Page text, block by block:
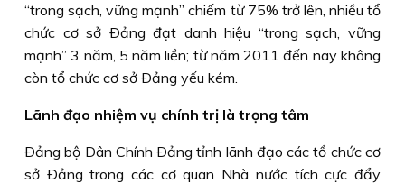
“trong sạch, vững mạnh” chiếm từ 75% trở lên, nhiều tổ
chức cơ sở Ðảng đạt danh hiệu “trong sạch, vững
mạnh” 3 năm, 5 năm liền; từ năm 2011 đến nay không
còn tổ chức cơ sở Ðảng yếu kém.
Lãnh đạo nhiệm vụ chính trị là trọng tâm
Ðảng bộ Dân Chính Ðảng tỉnh lãnh đạo các tổ chức cơ
sở Ðảng trong các cơ quan Nhà nước tích cực đẩy